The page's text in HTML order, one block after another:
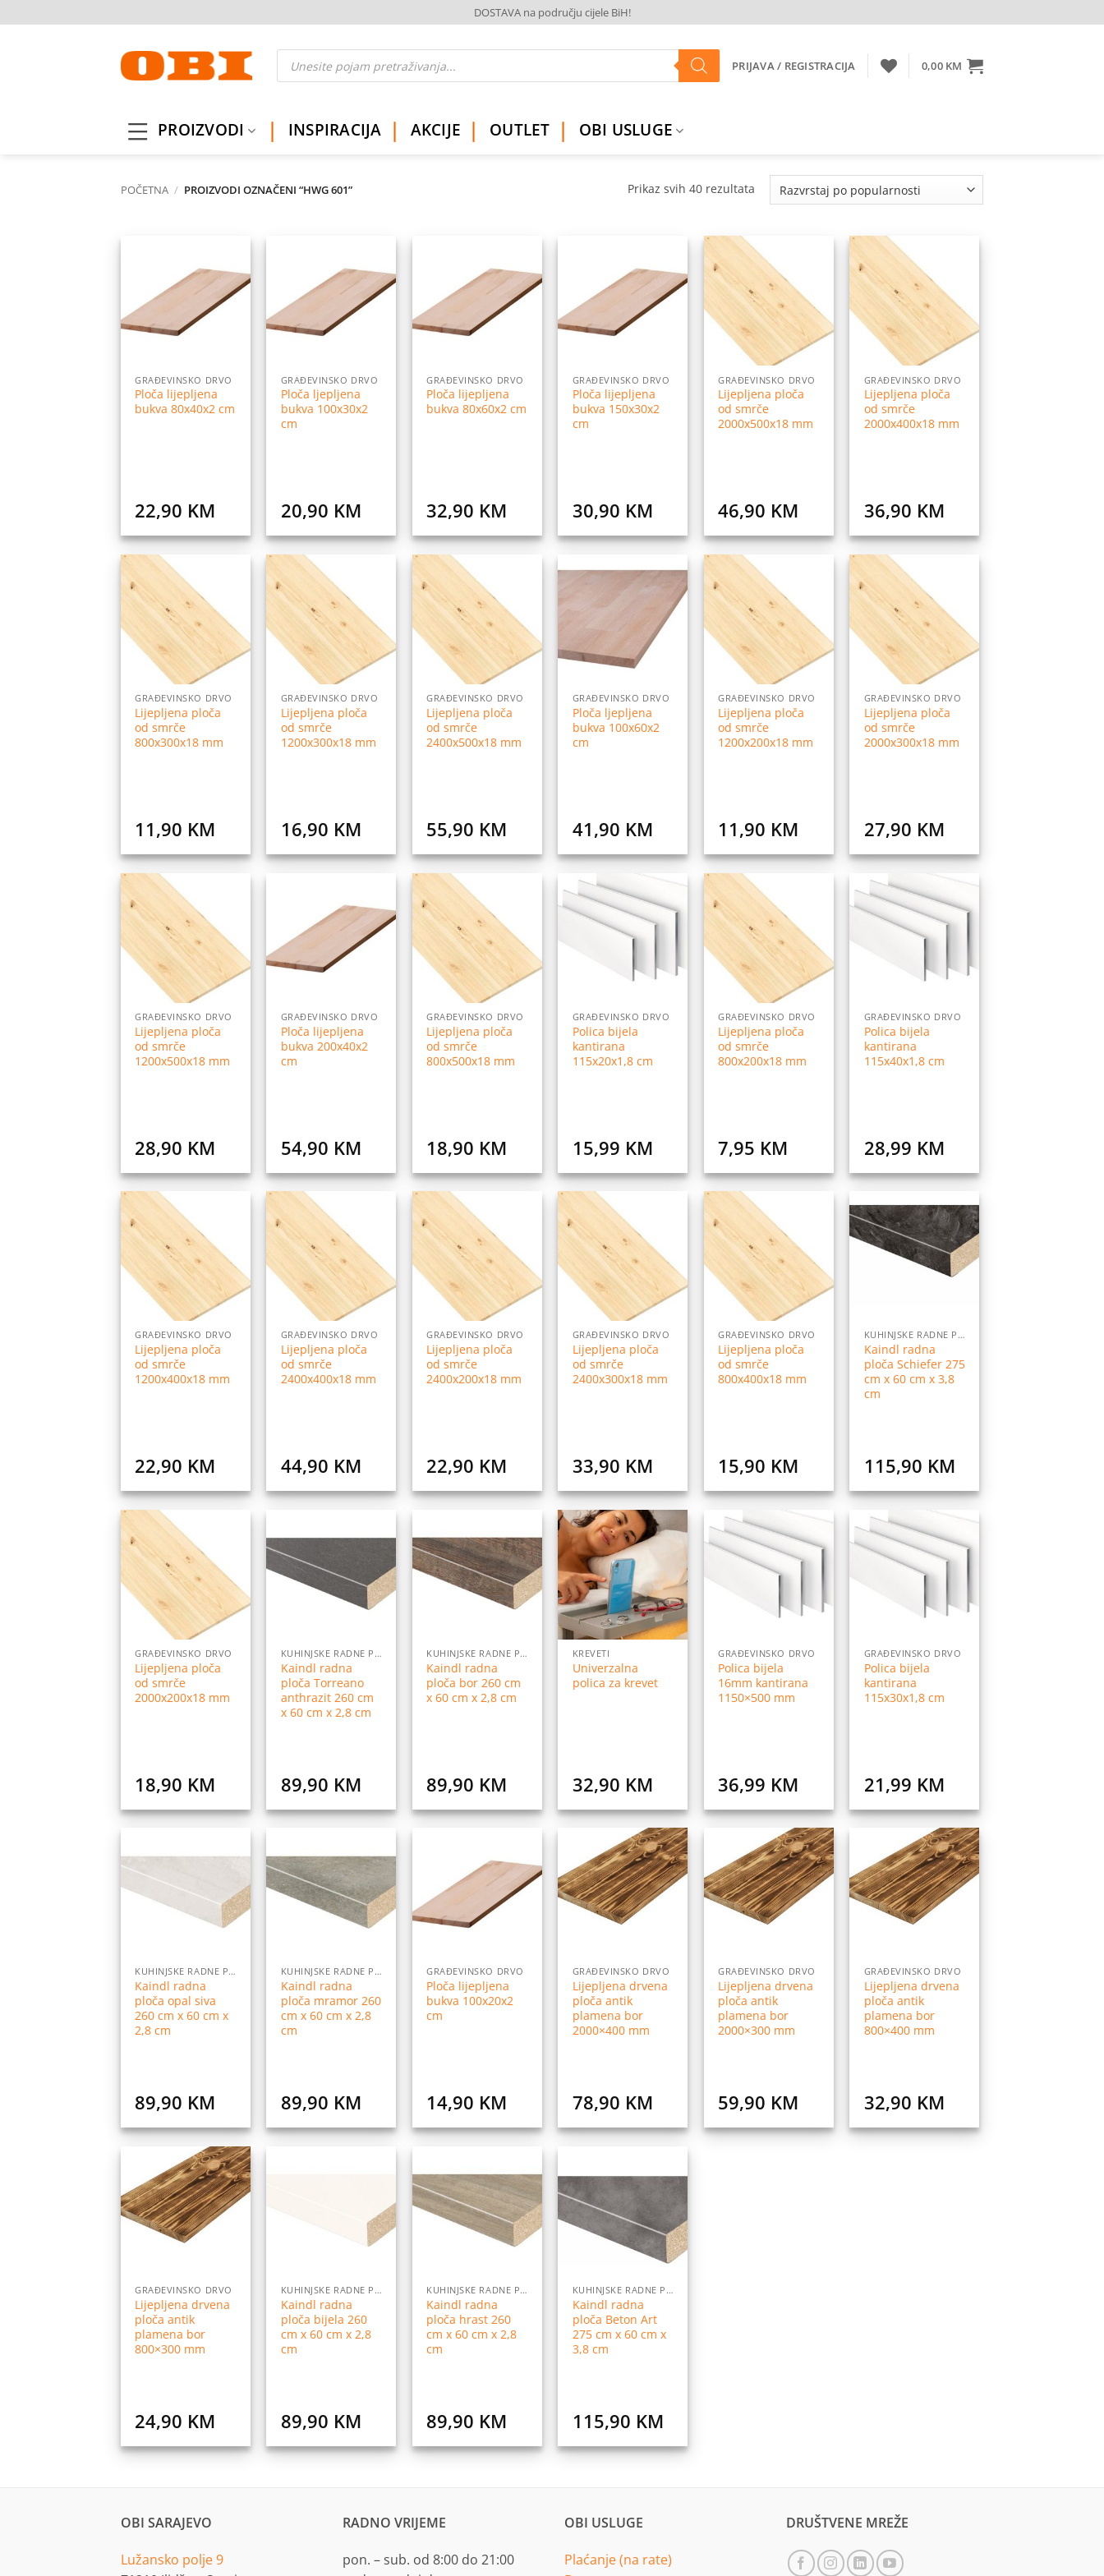
to
DOSTAVA na području cijele BiH!
Products
search PRIJAVA / REGISTRACIJA 0,00 KM
PROIZVODI INSPIRACIJA AKCIJE OUTLET OBI USLUGE
POČETNA / PROIZVODI OZNAČENI “HWG 601” Prikaz svih 40 rezultataSorted
Dodaj
na
listu
GRAĐEVINSKO DRVO
Ploča lijepljena
bukva 80x40x2 cm
22,90 KM
Dodaj
na
listu
GRAĐEVINSKO DRVO
Ploča ljepljena
bukva 100x30x2
cm
20,90 KM
Dodaj
na
listu
GRAĐEVINSKO DRVO
Ploča lijepljena
bukva 80x60x2 cm
32,90 KM
Dodaj
na
listu
GRAĐEVINSKO DRVO
Ploča lijepljena
bukva 150x30x2
cm
30,90 KM
na
listu
želja
GRAĐEVINSKO DRVO
Lijepljena ploča
od smrče
2000x500x18 mm
46,90 KM
na
listu
želja
GRAĐEVINSKO DRVO
Lijepljena ploča
od smrče
2000x400x18 mm
36,90 KM
na
listu
želja
GRAĐEVINSKO DRVO
Lijepljena ploča
od smrče
800x300x18 mm
11,90 KM
na
listu
želja
GRAĐEVINSKO DRVO
Lijepljena ploča
od smrče
1200x300x18 mm
16,90 KM
na
listu
želja
GRAĐEVINSKO DRVO
Lijepljena ploča
od smrče
2400x500x18 mm
55,90 KM
Dodaj
na
listu
želja
GRAĐEVINSKO DRVO
Ploča ljepljena
bukva 100x60x2
cm
41,90 KM
na
listu
želja
GRAĐEVINSKO DRVO
Lijepljena ploča
od smrče
1200x200x18 mm
11,90 KM
na
listu
želja
GRAĐEVINSKO DRVO
Lijepljena ploča
od smrče
2000x300x18 mm
27,90 KM
na
listu
želja
GRAĐEVINSKO DRVO
Lijepljena ploča
od smrče
1200x500x18 mm
28,90 KM
Dodaj
na
listu
GRAĐEVINSKO DRVO
Ploča lijepljena
bukva 200x40x2
cm
54,90 KM
na
listu
želja
GRAĐEVINSKO DRVO
Lijepljena ploča
od smrče
800x500x18 mm
18,90 KM
Dodaj
listu
GRAĐEVINSKO DRVO
Polica bijela
kantirana
115x20x1,8 cm
15,99 KM
na
listu
želja
GRAĐEVINSKO DRVO
Lijepljena ploča
od smrče
800x200x18 mm
7,95 KM
Dodaj
listu
GRAĐEVINSKO DRVO
Polica bijela
kantirana
115x40x1,8 cm
28,99 KM
na
listu
želja
GRAĐEVINSKO DRVO
Lijepljena ploča
od smrče
1200x400x18 mm
22,90 KM
na
listu
želja
GRAĐEVINSKO DRVO
Lijepljena ploča
od smrče
2400x400x18 mm
44,90 KM
na
listu
želja
GRAĐEVINSKO DRVO
Lijepljena ploča
od smrče
2400x200x18 mm
22,90 KM
na
listu
želja
GRAĐEVINSKO DRVO
Lijepljena ploča
od smrče
2400x300x18 mm
33,90 KM
na
listu
želja
GRAĐEVINSKO DRVO
Lijepljena ploča
od smrče
800x400x18 mm
15,90 KM
Dodaj
na
listu
želja
KUHINJSKE RADNE PLOČE
Kaindl radna
ploča Schiefer 275
cm x 60 cm x 3,8
cm
115,90 KM
na
listu
želja
GRAĐEVINSKO DRVO
Lijepljena ploča
od smrče
2000x200x18 mm
18,90 KM
listu
želja
KUHINJSKE RADNE PLOČE
Kaindl radna
ploča Torreano
anthrazit 260 cm
x 60 cm x 2,8 cm
89,90 KM
Dodaj
na
listu
želja
KUHINJSKE RADNE PLOČE
Kaindl radna
ploča bor 260 cm
x 60 cm x 2,8 cm
89,90 KM
listu
želja
KREVETI
Univerzalna
polica za krevet
32,90 KM
Dodaj
listu
GRAĐEVINSKO DRVO
Polica bijela
16mm kantirana
1150×500 mm
36,99 KM
Dodaj
listu
GRAĐEVINSKO DRVO
Polica bijela
kantirana
115x30x1,8 cm
21,99 KM
listu
želja
KUHINJSKE RADNE PLOČE
Kaindl radna
ploča opal siva
260 cm x 60 cm x
2,8 cm
89,90 KM
Dodaj
na
listu
želja
KUHINJSKE RADNE PLOČE
Kaindl radna
ploča mramor 260
cm x 60 cm x 2,8
cm
89,90 KM
Dodaj
na
listu
GRAĐEVINSKO DRVO
Ploča lijepljena
bukva 100x20x2
cm
14,90 KM
Dodaj
na
listu
GRAĐEVINSKO DRVO
Lijepljena drvena
ploča antik
plamena bor
2000×400 mm
78,90 KM
Dodaj
na
listu
GRAĐEVINSKO DRVO
Lijepljena drvena
ploča antik
plamena bor
2000×300 mm
59,90 KM
Dodaj
na
listu
GRAĐEVINSKO DRVO
Lijepljena drvena
ploča antik
plamena bor
800×400 mm
32,90 KM
Dodaj
na
listu
GRAĐEVINSKO DRVO
Lijepljena drvena
ploča antik
plamena bor
800×300 mm
24,90 KM
listu
želja
KUHINJSKE RADNE PLOČE
Kaindl radna
ploča bijela 260
cm x 60 cm x 2,8
cm
89,90 KM
Dodaj
na
listu
želja
KUHINJSKE RADNE PLOČE
Kaindl radna
ploča hrast 260
cm x 60 cm x 2,8
cm
89,90 KM
želja
KUHINJSKE RADNE PLOČE
Kaindl radna
ploča Beton Art
275 cm x 60 cm x
3,8 cm
115,90 KM
OBI SARAJEVO
Lužansko polje 9
RADNO VRIJEME
pon. – sub. od 8:00 do 21:00
OBI USLUGE
Plaćanje (na rate)
DRUŠTVENE MREŽE